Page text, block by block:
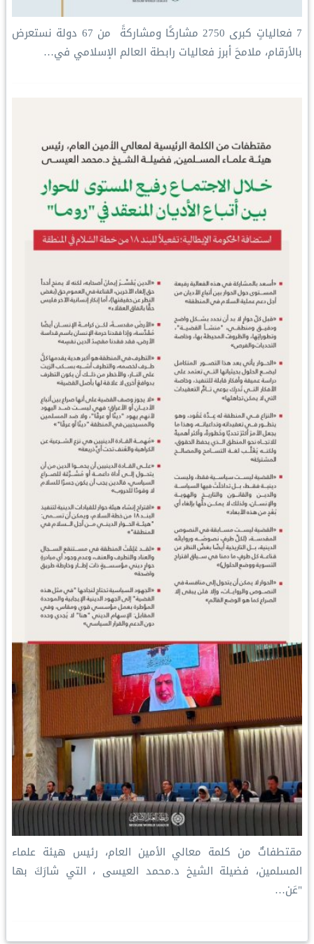
‏7 فعالياتٍ كبرى ‏2750 مشاركًا ومشاركةً ‏ من 67 دولة ‏نستعرض
بالأرقام، ملامحَ أبرز فعاليات ⁧‫رابطة العالم الإسلامي‬⁩ في…
مقتطفاتٌ من كلمة معالي الأمين العام، رئيس هيئة علماء
المسلمين، فضيلة الشيخ د.⁧‫محمد العيسى‬⁩ ‬⁩، التي شارَكَ بها
"عَن…